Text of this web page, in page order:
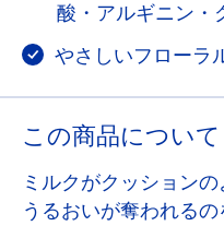
酸・アルギニン
やさしいフローラ
この商品につい
ミルクがクッションの
うるおいが奪われるの